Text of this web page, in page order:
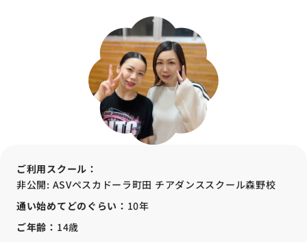
ご利用スクール：
非公開: ASVペスカドーラ町田 チアダンススクール森野校
通い始めてどのぐらい： 10年
ご年齢： 14歳